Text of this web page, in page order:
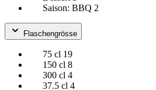
Saison: BBQ 2
Flaschengrösse
75 cl 19
150 cl 8
300 cl 4
37.5 cl 4